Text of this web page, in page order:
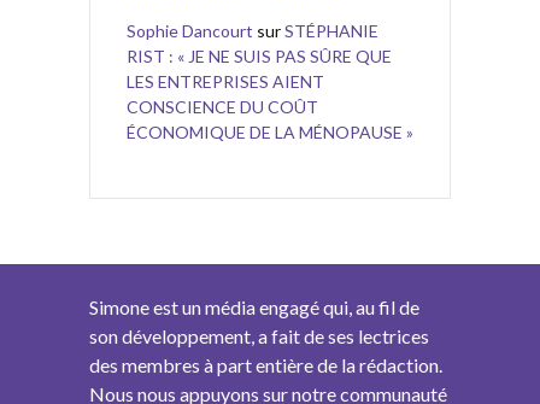
Sophie Dancourt surSTÉPHANIE
RIST : « JE NE SUIS PAS SÛRE QUE
LES ENTREPRISES AIENT
CONSCIENCE DU COÛT
ÉCONOMIQUE DE LA MÉNOPAUSE »
Simone est un média engagé qui, au fil de
son développement, a fait de ses lectrices
des membres à part entière de la rédaction.
Nous nous appuyons sur notre communauté